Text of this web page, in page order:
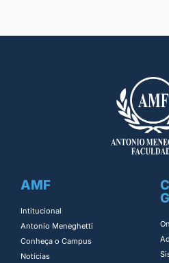
AMF
Intitucional
Antonio Meneghetti
Conheça o Campus
Notícias